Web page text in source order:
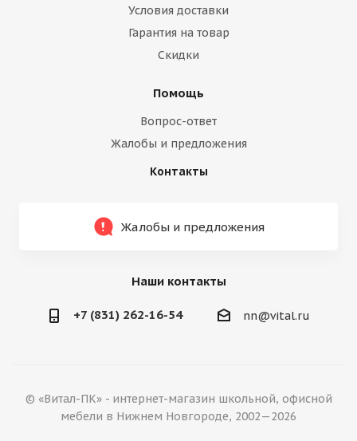
Условия доставки
Гарантия на товар
Скидки
Помощь
Вопрос-ответ
Жалобы и предложения
Контакты
Жалобы и предложения
Наши контакты
+7 (831) 262-16-54 nn@vital.ru
© «Витал-ПК» - интернет-магазин школьной, офисной
мебели в Нижнем Новгороде, 2002—2026